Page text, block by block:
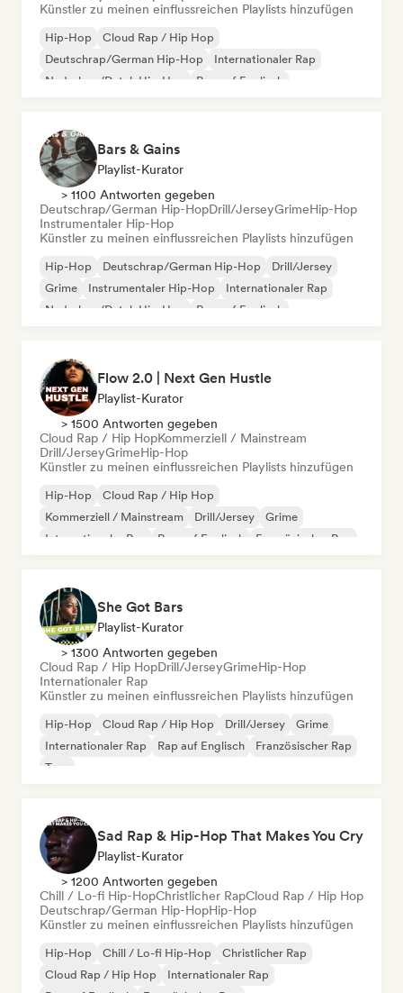
Künstler zu meinen einflussreichen Playlists hinzufügen
Hip-Hop
Cloud Rap / Hip Hop
Deutschrap/German Hip-Hop
Internationaler Rap
Nederhop/Dutch Hip-Hop
Rap auf Englisch
Bars & Gains
Playlist-Kurator
> 1100 Antworten gegeben
Deutschrap/German Hip-HopDrill/JerseyGrimeHip-Hop
Instrumentaler Hip-Hop
Künstler zu meinen einflussreichen Playlists hinzufügen
Hip-Hop Deutschrap/German Hip-Hop
Drill/Jersey
Grime
Instrumentaler Hip-Hop
Internationaler Rap
Nederhop/Dutch Hip-Hop
Rap auf Englisch
Flow 2.0 | Next Gen Hustle
Playlist-Kurator
> 1500 Antworten gegeben
Cloud Rap / Hip HopKommerziell / Mainstream
Drill/JerseyGrimeHip-Hop
Künstler zu meinen einflussreichen Playlists hinzufügen
Hip-Hop
Cloud Rap / Hip Hop
Kommerziell / Mainstream
Drill/Jersey
Grime
Internationaler Rap
Rap auf Englisch Französischer Rap
She Got Bars
Playlist-Kurator
> 1300 Antworten gegeben
Cloud Rap / Hip HopDrill/JerseyGrimeHip-Hop
Internationaler Rap
Künstler zu meinen einflussreichen Playlists hinzufügen
Hip-Hop Cloud Rap / Hip Hop Drill/Jersey
Grime
Internationaler Rap
Rap auf Englisch
Französischer Rap
Trap
Sad Rap & Hip-Hop That Makes You Cry
Playlist-Kurator
> 1200 Antworten gegeben
Chill / Lo-fi Hip-HopChristlicher RapCloud Rap / Hip Hop
Deutschrap/German Hip-HopHip-Hop
Künstler zu meinen einflussreichen Playlists hinzufügen
Hip-Hop Chill / Lo-fi Hip-Hop
Christlicher Rap
Cloud Rap / Hip Hop
Internationaler Rap